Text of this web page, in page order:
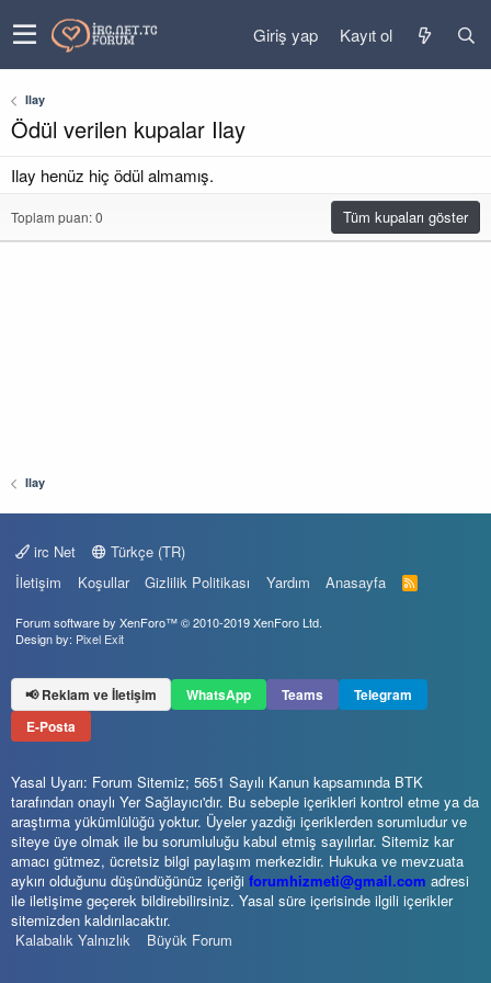
Giriş yap Kayıt ol
Ilay
Ödül verilen kupalar Ilay
Ilay henüz hiç ödül almamış.
Toplam puan: 0 Tüm kupaları göster
Ilay
irc Net
Türkçe (TR)
İletişim
Koşullar Gizlilik Politikası Yardım Anasayfa
R
S
Forum software by XenForo™© 2010-2019 XenForo Ltd.
Design by: Pixel Exit
📢 Reklam ve İletişim WhatsApp Teams
Telegram
E-Posta
Yasal Uyarı: Forum Sitemiz; 5651 Sayılı Kanun kapsamında BTK
tarafından onaylı Yer Sağlayıcı'dır. Bu sebeple içerikleri kontrol etme ya da
araştırma yükümlülüğü yoktur. Üyeler yazdığı içeriklerden sorumludur ve
siteye üye olmak ile bu sorumluluğu kabul etmiş sayılırlar. Sitemiz kar
amacı gütmez, ücretsiz bilgi paylaşım merkezidir. Hukuka ve mevzuata
aykırı olduğunu düşündüğünüz içeriği forumhizmeti@gmail.com adresi
ile iletişime geçerek bildirebilirsiniz. Yasal süre içerisinde ilgili içerikler
sitemizden kaldırılacaktır.
Kalabalık Yalnızlık
Büyük Forum